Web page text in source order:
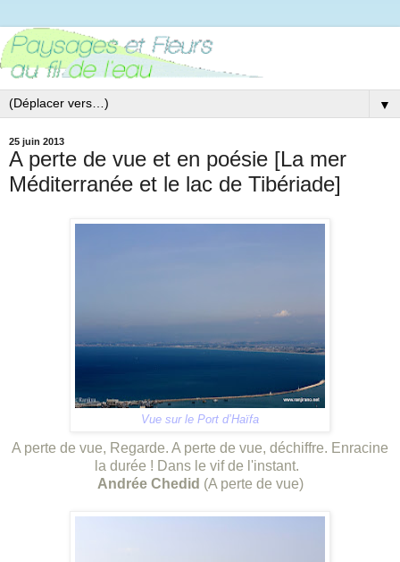
▼
25 juin 2013
A perte de vue et en poésie [La mer
Méditerranée et le lac de Tibériade]
Vue sur le Port d’Haïfa
A perte de vue, Regarde. A perte de vue, déchiffre. Enracine
la durée ! Dans le vif de l'instant.
Andrée Chedid (A perte de vue)